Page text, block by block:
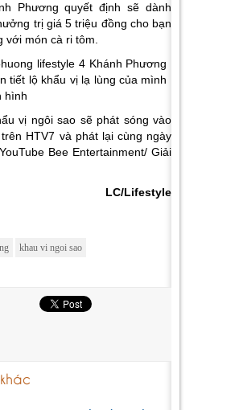
Phương quyết định sẽ dành
trị giá 5 triệu đồng cho bạn
với món cà ri tôm.
vị ngôi sao sẽ phát sóng vào
HTV7 và phát lại cùng ngày
Bee Entertainment/ Giải
LC/Lifestyle
khau vi ngoi sao